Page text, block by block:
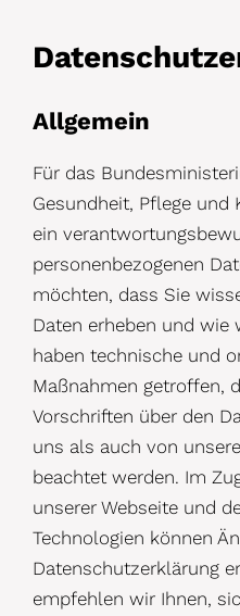
Allgemein
Für das
Gesundheit, Pflege
ein
personenbezogenen
möchten, dass Sie
Daten erheben und wie
haben technische und
Maßnahmen getroffen,
Vorschriften über den
uns als auch von
beachtet werden. Im
unserer Webseite und
Technologien können
Datenschutzerklärung
empfehlen wir Ihnen,